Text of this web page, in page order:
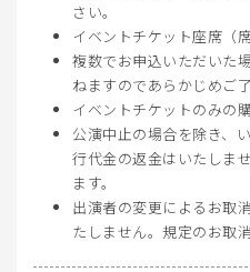
さい。
イベントチケット座席（
複数でお申込いただいた
ねますのであらかじめご
イベントチケットのみの
公演中止の場合を除き、
行代金の返金はいたしま
ます。
出演者の変更によるお取
たしません。規定のお取